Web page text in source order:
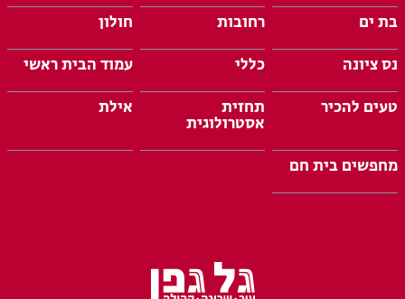
בת ים
רחובות
חולון
נס ציונה
כללי
עמוד הבית ראשי
טעים להכיר
תחזית
אסטרולוגית
אילת
מחפשים בית חם